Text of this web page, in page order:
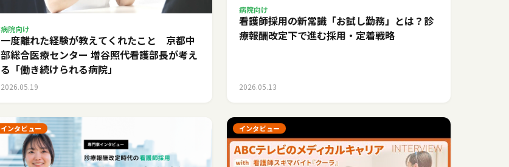
病院向け
一度離れた経験が教えてくれたこと 京都中
部総合医療センター 増谷照代看護部長が考え
る「働き続けられる病院」
2026.05.19
病院向け
看護師採用の新常識「お試し勤務」とは？診
療報酬改定下で進む採用・定着戦略
2026.05.13
インタビュー インタビュー